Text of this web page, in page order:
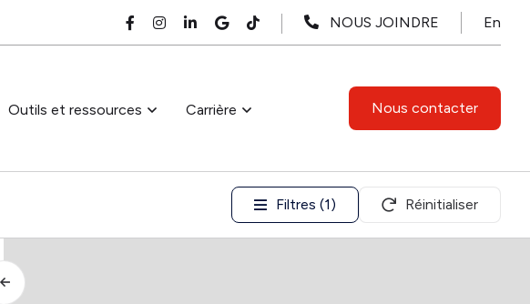
NOUS JOINDRE
En
Outils et ressources Carrière Nous contacter
Filtres (1) Réinitialiser